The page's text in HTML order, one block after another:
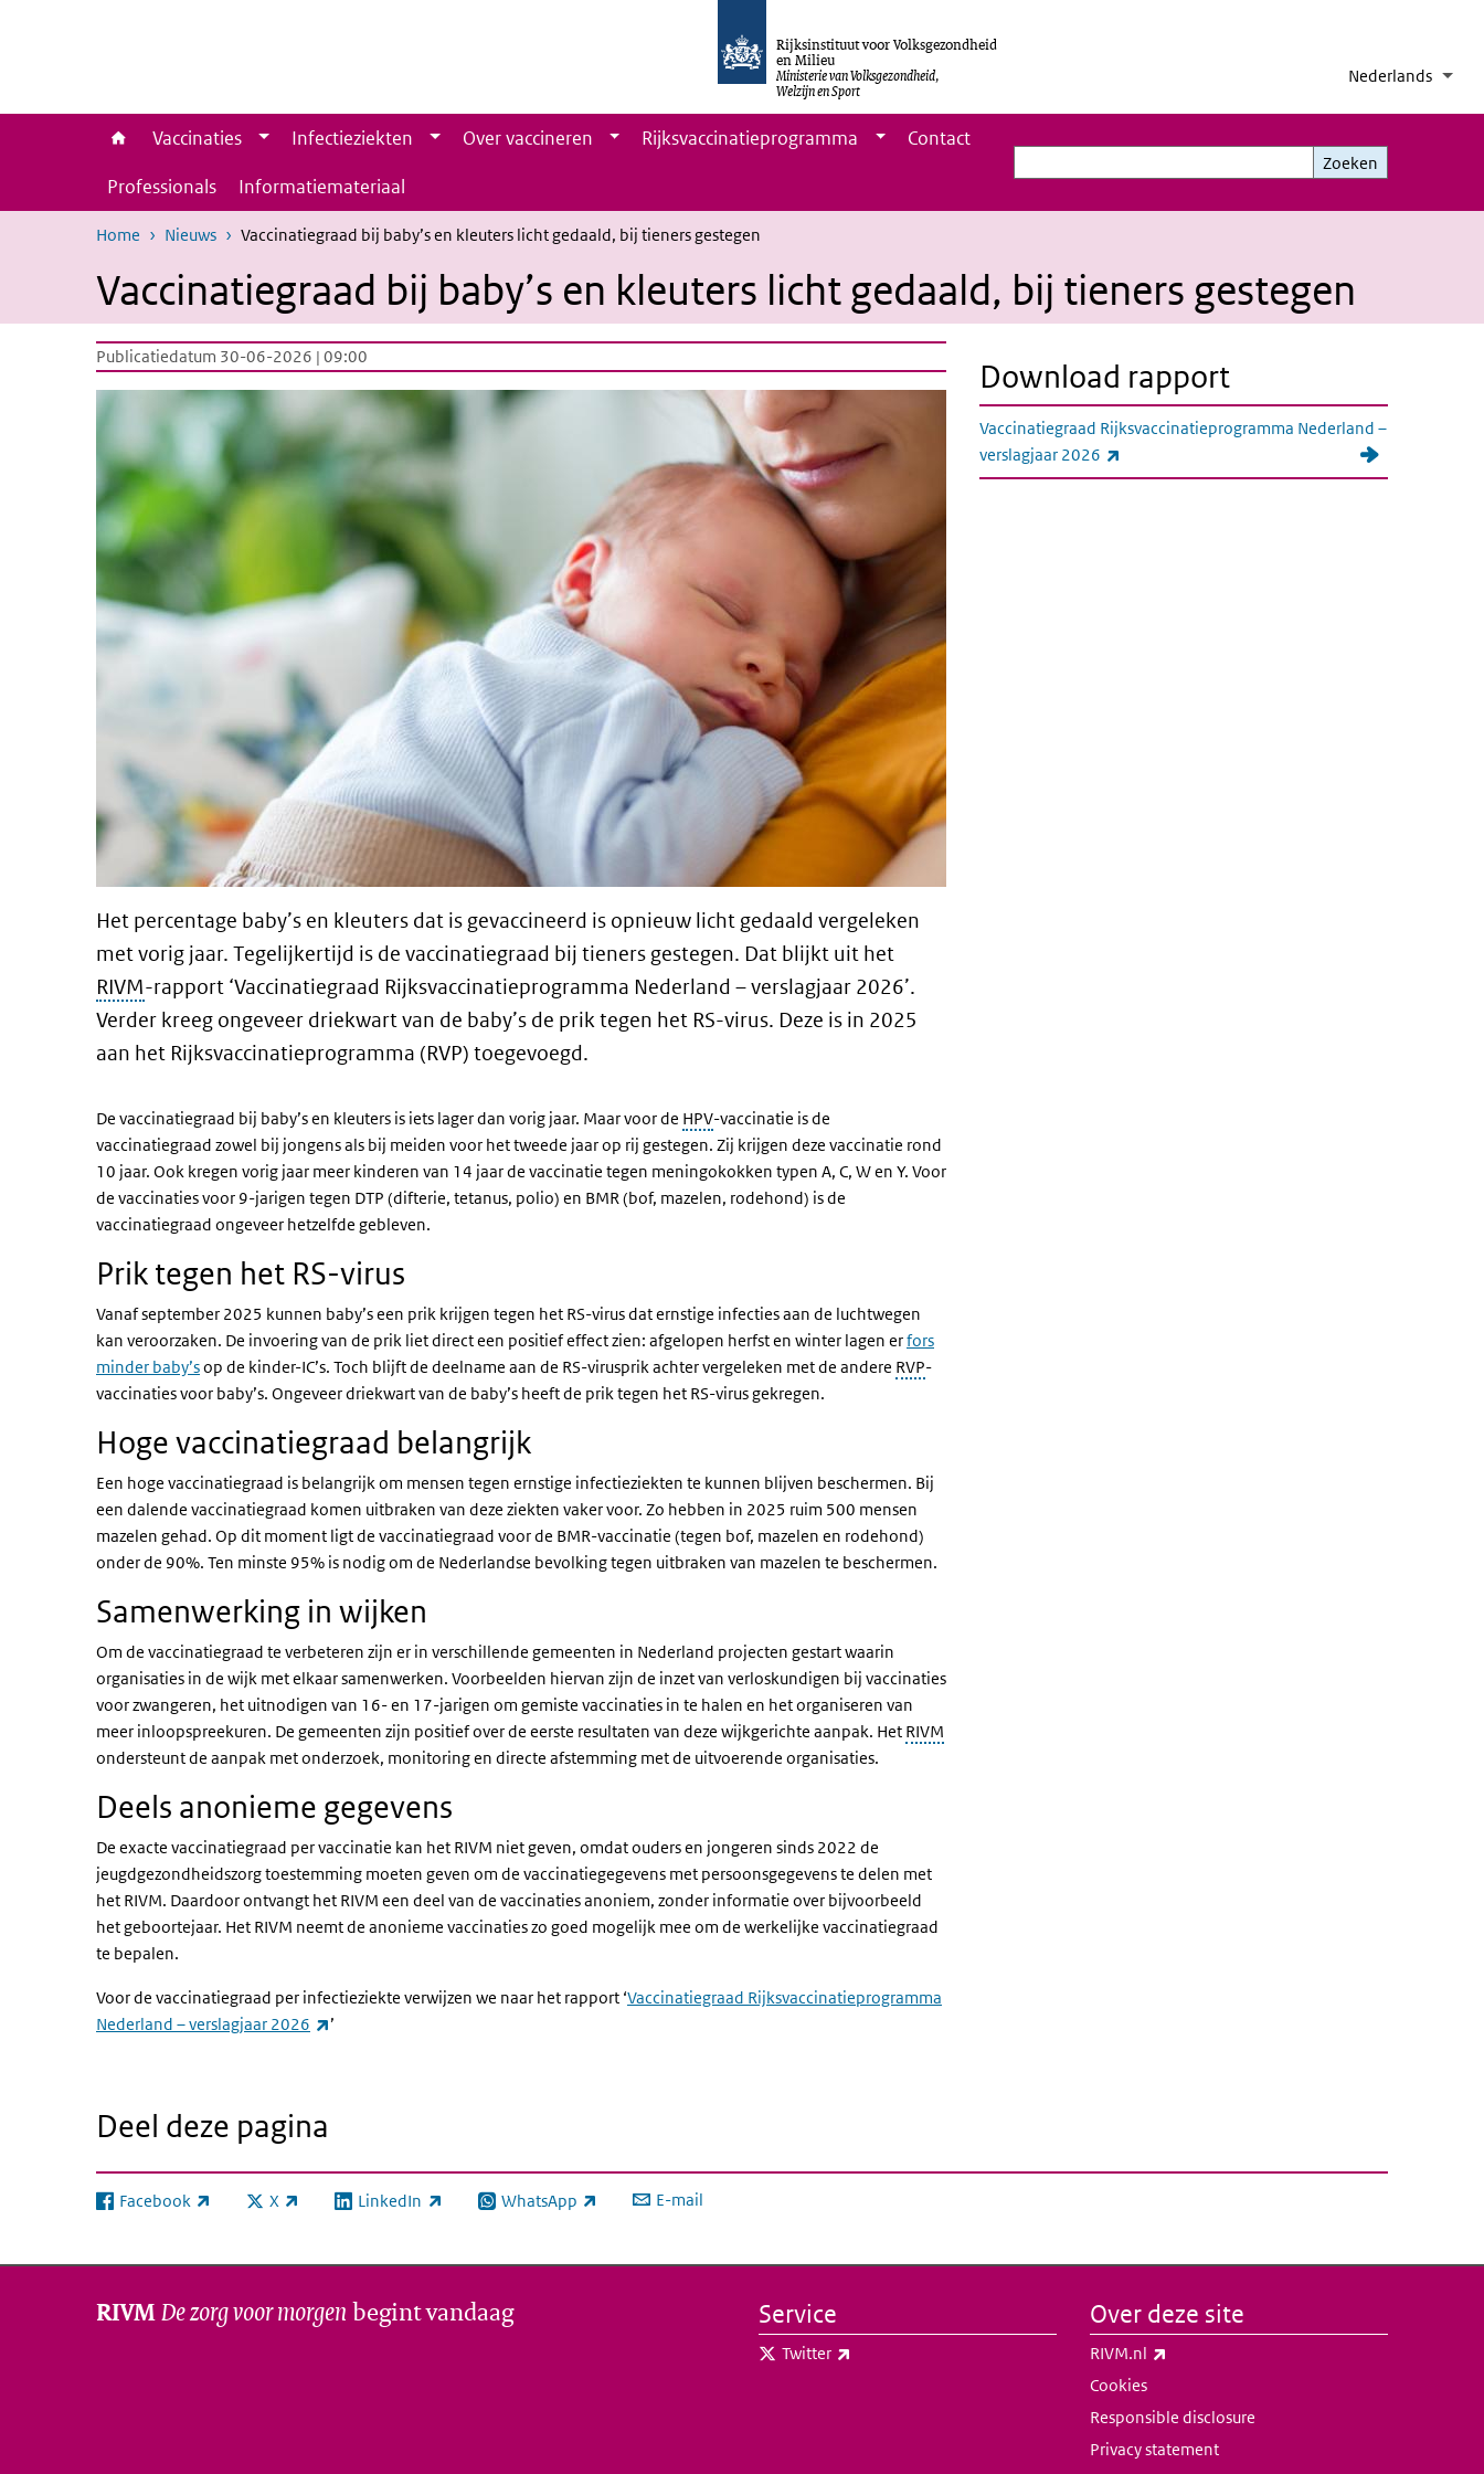
Rijksinstituut voor Volksgezondheid
en Milieu
Ministerie van Volksgezondheid,
Welzijn en Sport
Nederlands
Vaccinaties Infectieziekten Over vaccineren Rijksvaccinatieprogramma
Contact
Professionals
Informatiemateriaal
Zoeken
Zoeken
Home Nieuws Vaccinatiegraad bij baby’s en kleuters licht gedaald, bij tieners gestegen
Vaccinatiegraad bij baby’s en kleuters licht gedaald, bij tieners gestegen
Publicatiedatum 30-06-2026 | 09:00
Het percentage baby’s en kleuters dat is gevaccineerd is opnieuw licht gedaald vergeleken
met vorig jaar. Tegelijkertijd is de vaccinatiegraad bij tieners gestegen. Dat blijkt uit het
RIVM-rapport ‘Vaccinatiegraad Rijksvaccinatieprogramma Nederland – verslagjaar 2026’.
Verder kreeg ongeveer driekwart van de baby’s de prik tegen het RS-virus. Deze is in 2025
aan het Rijksvaccinatieprogramma (RVP) toegevoegd.
De vaccinatiegraad bij baby’s en kleuters is iets lager dan vorig jaar. Maar voor de HPV-vaccinatie is de
vaccinatiegraad zowel bij jongens als bij meiden voor het tweede jaar op rij gestegen. Zij krijgen deze vaccinatie rond
10 jaar. Ook kregen vorig jaar meer kinderen van 14 jaar de vaccinatie tegen meningokokken typen A, C, W en Y. Voor
de vaccinaties voor 9-jarigen tegen DTP (difterie, tetanus, polio) en BMR (bof, mazelen, rodehond) is de
vaccinatiegraad ongeveer hetzelfde gebleven.
Prik tegen het RS-virus
Vanaf september 2025 kunnen baby’s een prik krijgen tegen het RS-virus dat ernstige infecties aan de luchtwegen
kan veroorzaken. De invoering van de prik liet direct een positief effect zien: afgelopen herfst en winter lagen erfors
minder baby’sop de kinder-IC’s. Toch blijft de deelname aan de RS-virusprik achter vergeleken met de andere RVP-
vaccinaties voor baby’s. Ongeveer driekwart van de baby’s heeft de prik tegen het RS-virus gekregen.
Hoge vaccinatiegraad belangrijk
Een hoge vaccinatiegraad is belangrijk om mensen tegen ernstige infectieziekten te kunnen blijven beschermen. Bij
een dalende vaccinatiegraad komen uitbraken van deze ziekten vaker voor. Zo hebben in 2025 ruim 500 mensen
mazelen gehad. Op dit moment ligt de vaccinatiegraad voor de BMR-vaccinatie (tegen bof, mazelen en rodehond)
onder de 90%. Ten minste 95% is nodig om de Nederlandse bevolking tegen uitbraken van mazelen te beschermen.
Samenwerking in wijken
Om de vaccinatiegraad te verbeteren zijn er in verschillende gemeenten in Nederland projecten gestart waarin
organisaties in de wijk met elkaar samenwerken. Voorbeelden hiervan zijn de inzet van verloskundigen bij vaccinaties
voor zwangeren, het uitnodigen van 16- en 17-jarigen om gemiste vaccinaties in te halen en het organiseren van
meer inloopspreekuren. De gemeenten zijn positief over de eerste resultaten van deze wijkgerichte aanpak. Het RIVM
ondersteunt de aanpak met onderzoek, monitoring en directe afstemming met de uitvoerende organisaties.
Deels anonieme gegevens
De exacte vaccinatiegraad per vaccinatie kan het RIVM niet geven, omdat ouders en jongeren sinds 2022 de
jeugdgezondheidszorg toestemming moeten geven om de vaccinatiegegevens met persoonsgegevens te delen met
het RIVM. Daardoor ontvangt het RIVM een deel van de vaccinaties anoniem, zonder informatie over bijvoorbeeld
het geboortejaar. Het RIVM neemt de anonieme vaccinaties zo goed mogelijk mee om de werkelijke vaccinatiegraad
te bepalen.
Voor de vaccinatiegraad per infectieziekte verwijzen we naar het rapport ‘Vaccinatiegraad Rijksvaccinatieprogramma
Nederland – verslagjaar 2026
(externe link)
’
Download rapport
Vaccinatiegraad Rijksvaccinatieprogramma Nederland –
verslagjaar 2026
Deel deze pagina
Facebook
(externe link) X
(externe link) LinkedIn
(externe link) WhatsApp
(externe link) E-mail
RIVMDe zorg voor morgen begint vandaag Service
Twitter
Over deze site
RIVM.nl
Cookies
Responsible disclosure
Privacy statement